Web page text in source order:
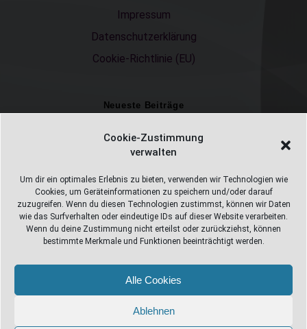
Cookie-Zustimmung
verwalten
Um dir ein optimales Erlebnis zu bieten, verwenden wir Technologien wie
Cookies, um Geräteinformationen zu speichern und/oder darauf
zuzugreifen. Wenn du diesen Technologien zustimmst, können wir Daten
wie das Surfverhalten oder eindeutige IDs auf dieser Website verarbeiten.
Wenn du deine Zustimmung nicht erteilst oder zurückziehst, können
bestimmte Merkmale und Funktionen beeinträchtigt werden.
Alle Cookies
Ablehnen
Impressum
Datenschutzerklärung
Cookie-Richtlinie (EU)
Neueste Beiträge
Einschulungsfotos 2026 – ein unvergesslicher Moment
Fotostudio in Fichtelberg
Alles Pizza oder was ;-)
Überweisungen
Weihnachtsfotoshooting 2026
Web Design Stube 95686 Fichtelberg
Bayreuther Straße 10